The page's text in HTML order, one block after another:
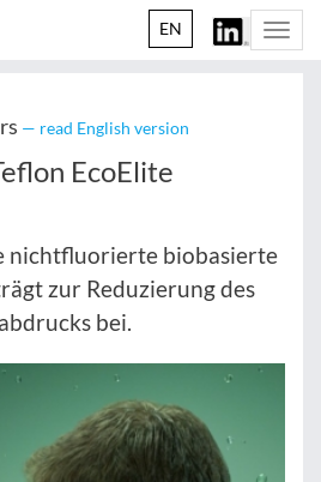
EN
— read English version
EcoElite
nichtfluorierte biobasierte
zur Reduzierung des
bei.